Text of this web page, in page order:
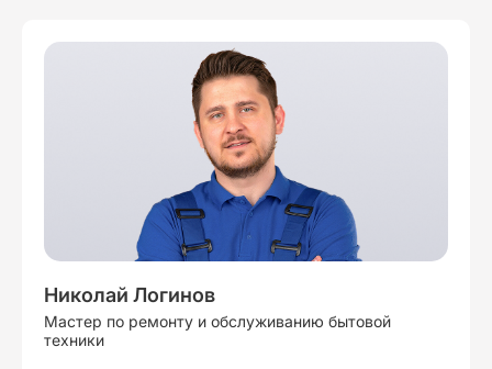
Николай Логинов
Мастер по ремонту и обслуживанию бытовой
техники